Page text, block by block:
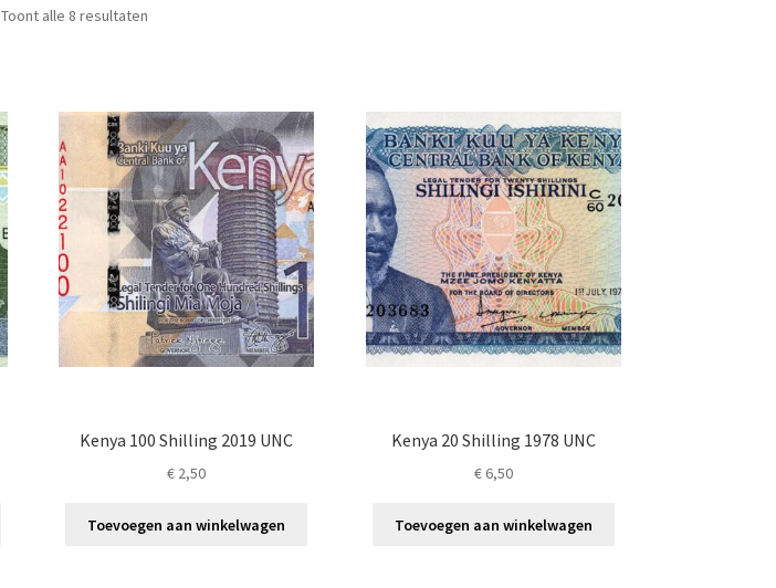
Toont alle 8 resultaten
Kenya 100 Shilling 2019 UNC
€ 2,50
Toevoegen aan winkelwagen
Kenya 20 Shilling 1978 UNC
€6,50
Toevoegen aan winkelwagen